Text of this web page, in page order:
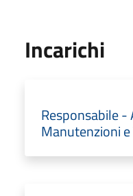
Incarichi
Responsabile -
Manutenzioni